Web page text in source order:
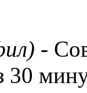
-
30